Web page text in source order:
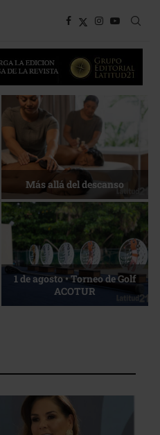
Energía que Impulsa la
competitividad
La esencia del servicio